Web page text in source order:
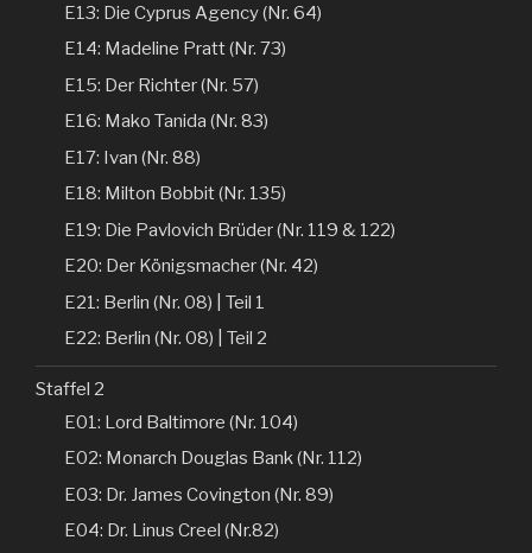
E13: Die Cyprus Agency (Nr. 64)
E14: Madeline Pratt (Nr. 73)
E15: Der Richter (Nr. 57)
E16: Mako Tanida (Nr. 83)
E17: Ivan (Nr. 88)
E18: Milton Bobbit (Nr. 135)
E19: Die Pavlovich Brüder (Nr. 119 & 122)
E20: Der Königsmacher (Nr. 42)
E21: Berlin (Nr. 08) | Teil 1
E22: Berlin (Nr. 08) | Teil 2
Staffel 2
E01: Lord Baltimore (Nr. 104)
E02: Monarch Douglas Bank (Nr. 112)
E03: Dr. James Covington (Nr. 89)
E04: Dr. Linus Creel (Nr.82)